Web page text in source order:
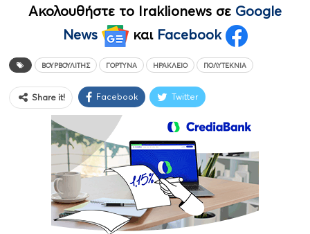
Ακολουθήστε το Iraklionews σε Google
News
και Facebook
ΒΟΥΡΒΟΥΛΊΤΗΣ ΓΌΡΤΥΝΑ ΗΡΆΚΛΕΙΟ ΠΟΛΥΤΕΚΝΊΑ
Share it! Facebook Twitter